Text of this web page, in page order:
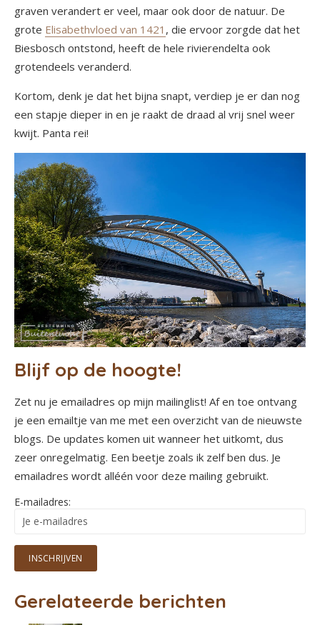
graven verandert er veel, maar ook door de natuur. De
grote Elisabethvloed van 1421 , die ervoor zorgde dat het
Biesbosch ontstond, heeft de hele rivierendelta ook
grotendeels veranderd.
Kortom, denk je dat het bijna snapt, verdiep je er dan nog
een stapje dieper in en je raakt de draad al vrij snel weer
kwijt. Panta rei!
Blijf op de hoogte!
Zet nu je emailadres op mijn mailinglist! Af en toe ontvang
je een emailtje van me met een overzicht van de nieuwste
blogs. De updates komen uit wanneer het uitkomt, dus
zeer onregelmatig. Een beetje zoals ik zelf ben dus. Je
emailadres wordt alléén voor deze mailing gebruikt.
E-mailadres:
Gerelateerde berichten